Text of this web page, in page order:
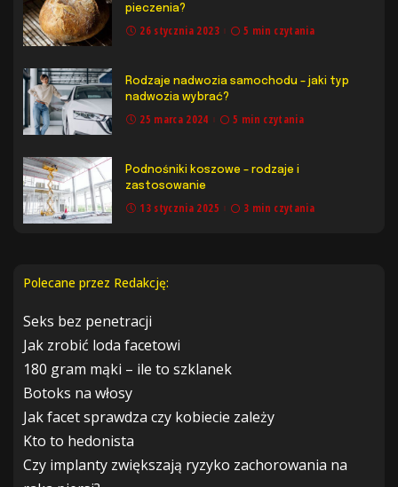
pieczenia?
26 stycznia 2023 5 min czytania
Rodzaje nadwozia samochodu – jaki typ
nadwozia wybrać?
25 marca 2024 5 min czytania
Podnośniki koszowe – rodzaje i
zastosowanie
13 stycznia 2025 3 min czytania
Polecane przez Redakcję:
Seks bez penetracji
Jak zrobić loda facetowi
180 gram mąki – ile to szklanek
Botoks na włosy
Jak facet sprawdza czy kobiecie zależy
Kto to hedonista
Czy implanty zwiększają ryzyko zachorowania na